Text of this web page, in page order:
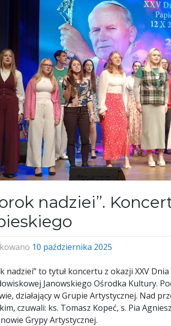
nadziei”.
10 października 2025
nadziei” to tytuł koncertu z okazji XXV
Janowskiego Ośrodka Kultury.
działający w Grupie Artystycznej. Nad
czuwali: ks. Tomasz Kopeć, s. Pia
Grypy Artystycznej.